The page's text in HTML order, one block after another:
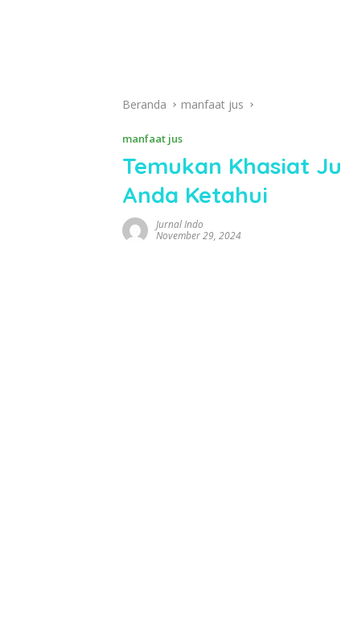
Beranda manfaat jus
manfaat jus
Temukan Khasiat
Anda Ketahui
Jurnal Indo
November 29, 2024